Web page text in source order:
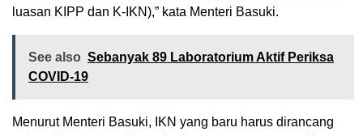
luasan KIPP dan K-IKN),” kata Menteri Basuki.
See also Sebanyak 89 Laboratorium Aktif Periksa
COVID-19
Menurut Menteri Basuki, IKN yang baru harus dirancang